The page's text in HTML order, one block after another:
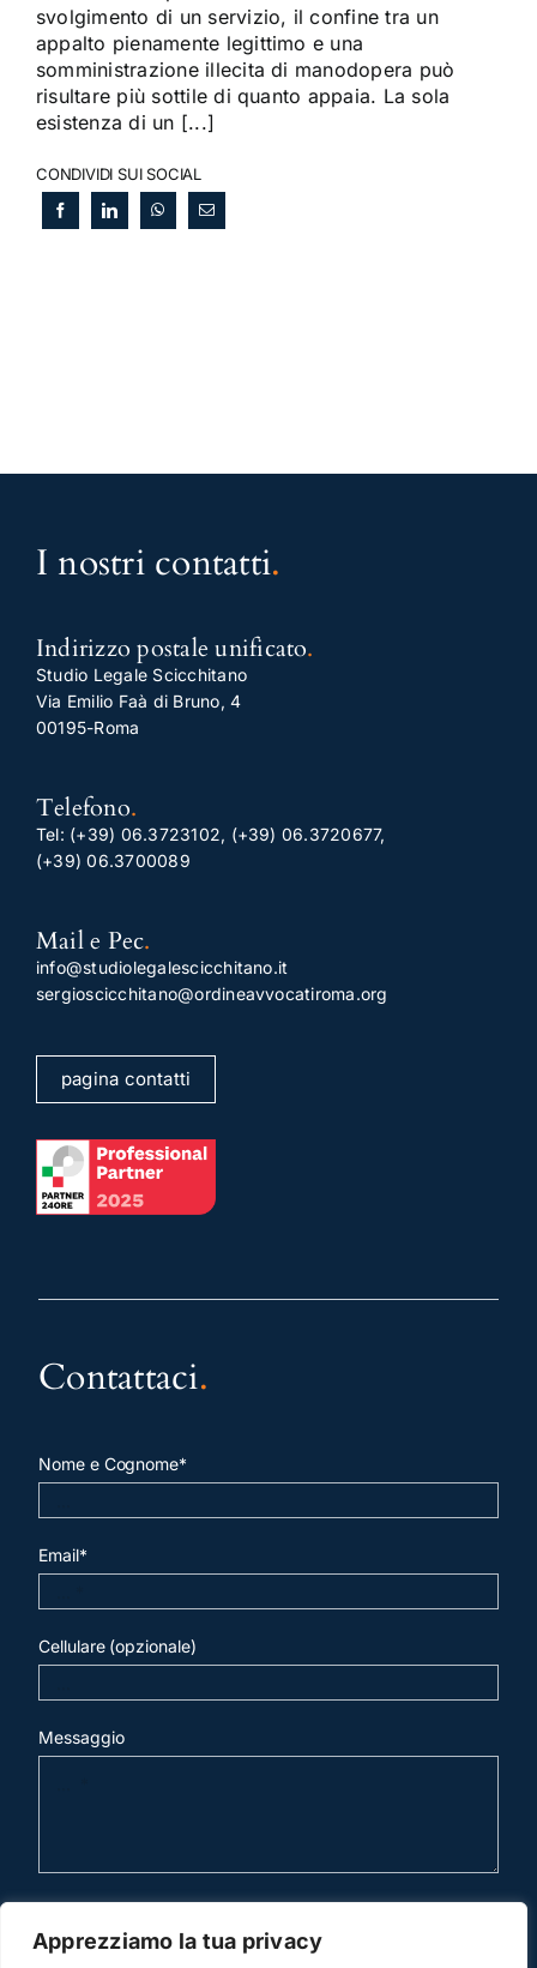
Apprezziamo la tua privacy
svolgimento di un servizio, il confine tra un
appalto pienamente legittimo e una
somministrazione illecita di manodopera può
risultare più sottile di quanto appaia. La sola
esistenza di un [...]
CONDIVIDI SUI SOCIAL
I nostri contatti.
Indirizzo postale unificato.
Studio Legale Scicchitano
Via Emilio Faà di Bruno, 4
00195-Roma
Telefono.
Tel: (+39) 06.3723102, (+39) 06.3720677,
(+39) 06.3700089
Mail e Pec.
info@studiolegalescicchitano.it
sergioscicchitano@ordineavvocatiroma.org
pagina contatti
Contattaci.
Nome e Cognome*
Email*
Cellulare (opzionale)
Messaggio
invia mail